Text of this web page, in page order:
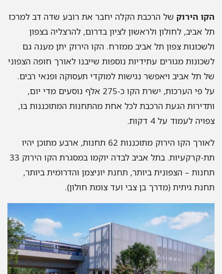
הירוקשל הרכבת הקלה יחבר את רובע שדה דב למרכז
אביב, לחולון ולראשון לציון בדרום, להרצליה בצפון
צפון תל אביב ממזרח. הקו הירוק יתן מענה גם
מגורים עתידיות נוספות שייבנו לאורך חופה הצפוני
תל אביב ויאפשר נגישות למוקדי תעסוקה ופנאי רבים.
על פי הערכות, ישרת הקו כ-275 אלף נוסעים מדי יום,
הגעת הרכבת לכל אחת מהתחנות המתוכננות בו,
לעמוד על 4 דקות.
לאורך הקו הירוק מתוכננות 62 תחנות, ארבע מתוכן יהיו
תת-קרקעיות. בתל אביב לבדה יוקמו במסגרת הקו הירוק 33
– הצפונית ביותר, תחנת יוניצמן והדרומית ביותר,
גיתית (מדרך בן צבי ועד צומת חולון).